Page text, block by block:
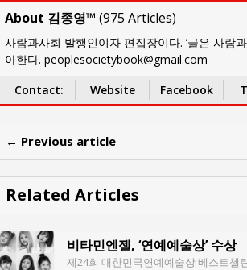
About 김종영™ (975 Articles)
사람과사회 발행인이자 편집장이다. ‘글은 사람
아한다. peoplesocietybook@gmail.com
Contact:
Website Facebook
← Previous article
Related Articles
비타민엔젤, ‘연예예술상’ 수상
제24회 대한민국연예예술상 베스트첼